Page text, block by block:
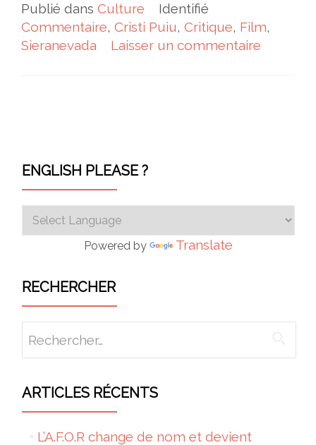
Publié dans Culture
Identifié
Commentaire, Cristi Puiu, Critique, Film,
Sieranevada
Laisser un commentaire
ENGLISH PLEASE ?
Powered by Translate
RECHERCHER
ARTICLES RÉCENTS
L’A.F.O.R change de nom et devient